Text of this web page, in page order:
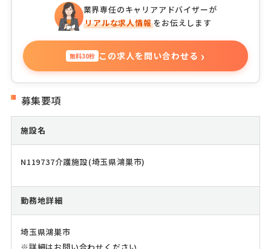
業界専任のキャリアアドバイザーが
リアルな求人情報をお伝えします
無料30秒 この求人を問い合わせる ›
募集要項
施設名
N119737介護施設(埼玉県鴻巣市)
勤務地詳細
埼玉県鴻巣市